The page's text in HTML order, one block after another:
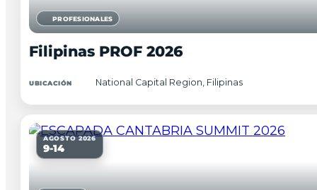
PROFESIONALES
Filipinas PROF 2026
UBICACIÓN National Capital Region, Filipinas
AGOSTO 2026
9-14